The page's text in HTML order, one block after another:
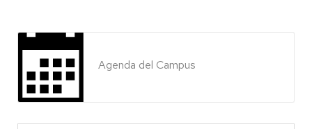
Agenda del Campus